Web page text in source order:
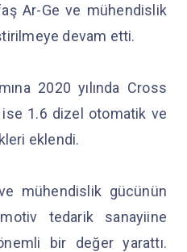
Ar-Ge ve mühendislik
devam etti.
2020 yılında Cross
ise 1.6 dizel otomatik ve
eklendi.
mühendislik gücünün
tedarik sanayiine
bir değer yarattı.